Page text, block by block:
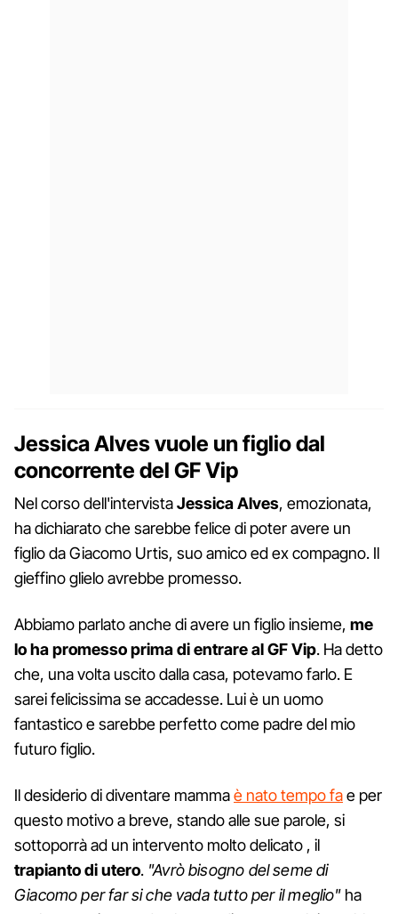
Jessica Alves vuole un figlio dal
concorrente del GF Vip
Nel corso dell'intervistaJessica Alves, emozionata,
ha dichiarato che sarebbe felice di poter avere un
figlio da Giacomo Urtis, suo amico ed ex compagno. Il
gieffino glielo avrebbe promesso.
Abbiamo parlato anche di avere un figlio insieme, me
lo ha promesso prima di entrare al GF Vip. Ha detto
che, una volta uscito dalla casa, potevamo farlo. E
sarei felicissima se accadesse. Lui è un uomo
fantastico e sarebbe perfetto come padre del mio
futuro figlio.
Il desiderio di diventare mammaè nato tempo fae per
questo motivo a breve, stando alle sue parole, si
sottoporrà ad un intervento molto delicato , il
trapianto di utero. "Avrò bisogno del seme di
Giacomo per far si che vada tutto per il meglio"ha